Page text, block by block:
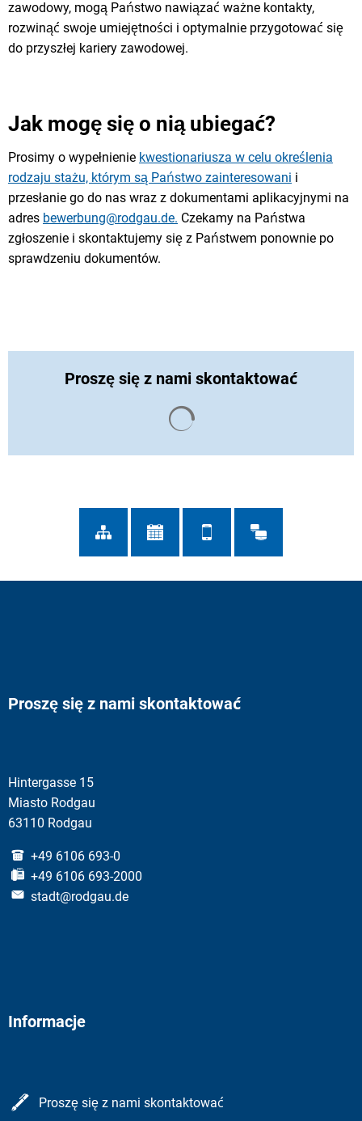
zawodowy, mogą Państwo nawiązać ważne kontakty,
rozwinąć swoje umiejętności i optymalnie przygotować się
do przyszłej kariery zawodowej.
Jak mogę się o nią ubiegać?
Prosimy o wypełnienie kwestionariusza w celu określenia
rodzaju stażu, którym są Państwo zainteresowani i
przesłanie go do nas wraz z dokumentami aplikacyjnymi na
adres bewerbung@rodgau.de. Czekamy na Państwa
zgłoszenie i skontaktujemy się z Państwem ponownie po
sprawdzeniu dokumentów.
Proszę się z nami skontaktować
Proszę się z nami skontaktować
Hintergasse 15
Miasto Rodgau
63110 Rodgau
+49 6106 693-0
+49 6106 693-2000
stadt@rodgau.de
Informacje
Proszę się z nami skontaktować